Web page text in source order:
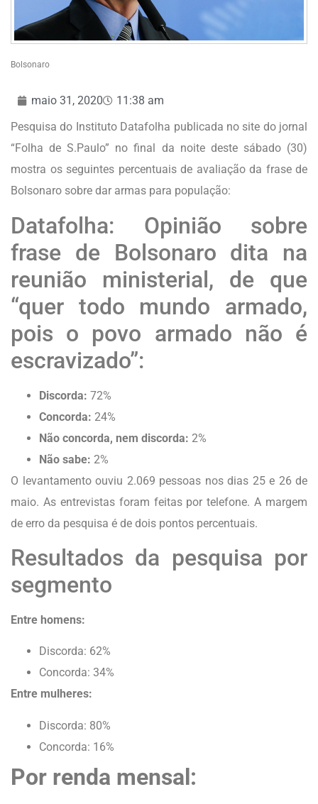
Bolsonaro
maio 31, 2020
11:38 am
Pesquisa do Instituto Datafolha publicada no site do jornal
“Folha de S.Paulo” no final da noite deste sábado (30)
mostra os seguintes percentuais de avaliação da frase de
Bolsonaro sobre dar armas para população:
Datafolha: Opinião sobre
frase de Bolsonaro dita na
reunião ministerial, de que
“quer todo mundo armado,
pois o povo armado não é
escravizado”:
Discorda: 72%
Concorda: 24%
Não concorda, nem discorda: 2%
Não sabe: 2%
O levantamento ouviu 2.069 pessoas nos dias 25 e 26 de
maio. As entrevistas foram feitas por telefone. A margem
de erro da pesquisa é de dois pontos percentuais.
Resultados da pesquisa por
segmento
Entre homens:
Discorda: 62%
Concorda: 34%
Entre mulheres:
Discorda: 80%
Concorda: 16%
Por renda mensal: